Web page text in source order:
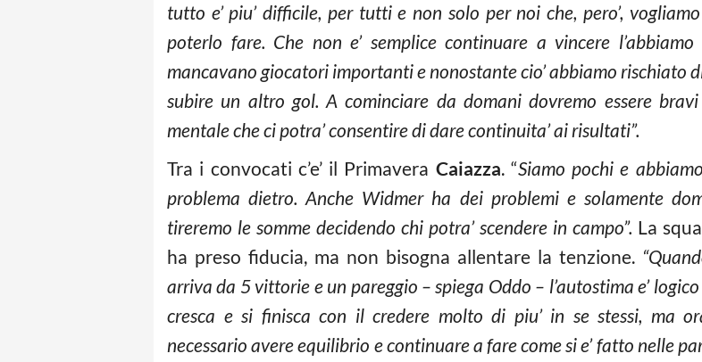
tutto e’ piu’ difficile, per tutti e non solo per noi che, pero’,
poterlo fare. Che non e’ semplice continuare a vincere
mancavano giocatori importanti e nonostante cio’ abbiamo rischiato
subire un altro gol. A cominciare da domani dovremo essere
mentale che ci potra’ consentire di dare continuita’ ai risultati”.
Tra i convocati c’e’ il Primavera Caiazza. “Siamo pochi e
problema dietro. Anche Widmer ha dei problemi e solamente
tireremo le somme decidendo chi potra’ scendere in campo”. La
ha preso fiducia, ma non bisogna allentare la tenzione.
arriva da 5 vittorie e un pareggio – spiega Oddo – l’autostima e’
cresca e si finisca con il credere molto di piu’ in se stessi, ma
necessario avere equilibrio e continuare a fare come si e’ fatto nelle